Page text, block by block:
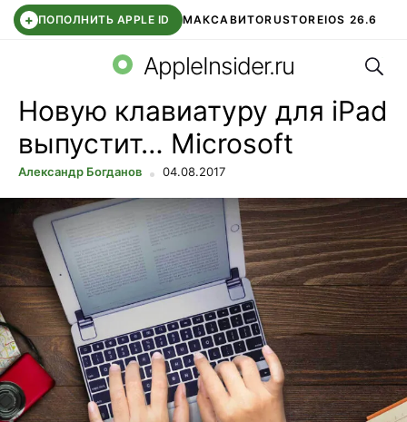
+ ПОПОЛНИТЬ APPLE ID МАКСАВИТОRUSTOREIOS 26.6
СБЕР КИДС ВТБ ОНЛАЙН ЧАТ В ROBLOX
AppleInsider.ru
Новую клавиатуру для iPad
выпустит… Microsoft
Александр Богданов 04.08.2017